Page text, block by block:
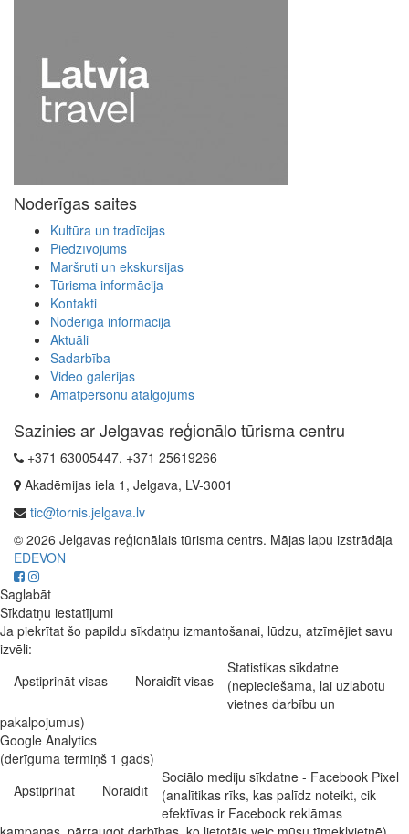
Noderīgas saites
Kultūra un tradīcijas
Piedzīvojums
Maršruti un ekskursijas
Tūrisma informācija
Kontakti
Noderīga informācija
Aktuāli
Sadarbība
Video galerijas
Amatpersonu atalgojums
Sazinies ar Jelgavas reģionālo tūrisma centru
+371 63005447, +371 25619266
Akadēmijas iela 1, Jelgava, LV-3001
tic@tornis.jelgava.lv
© 2026 Jelgavas reģionālais tūrisma centrs. Mājas lapu izstrādāja
EDEVON
Saglabāt
Sīkdatņu iestatījumi
Ja piekrītat šo papildu sīkdatņu izmantošanai, lūdzu, atzīmējiet savu
izvēli:
Apstiprināt visas
Noraidīt visas
Statistikas sīkdatne
(nepieciešama, lai uzlabotu
vietnes darbību un
pakalpojumus)
Google Analytics
(derīguma termiņš 1 gads)
Apstiprināt
Noraidīt
Sociālo mediju sīkdatne - Facebook Pixel
(analītikas rīks, kas palīdz noteikt, cik
efektīvas ir Facebook reklāmas